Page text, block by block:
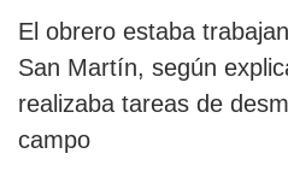
El obrero estaba
San Martín, según
realizaba tareas de
campo